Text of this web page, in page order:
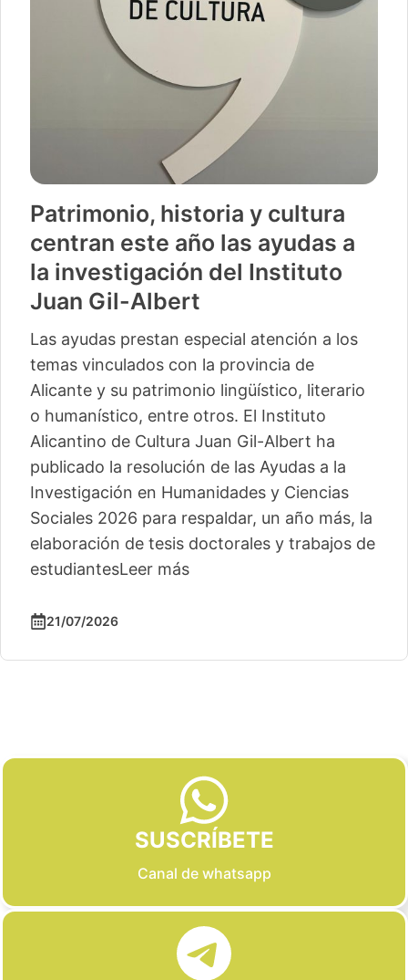
Patrimonio, historia y cultura
centran este año las ayudas a
la investigación del Instituto
Juan Gil-Albert
Las ayudas prestan especial atención a los
temas vinculados con la provincia de
Alicante y su patrimonio lingüístico, literario
o humanístico, entre otros. El Instituto
Alicantino de Cultura Juan Gil-Albert ha
publicado la resolución de las Ayudas a la
Investigación en Humanidades y Ciencias
Sociales 2026 para respaldar, un año más, la
elaboración de tesis doctorales y trabajos de
estudiantesLeer más
21/07/2026
SUSCRÍBETE
Canal de whatsapp